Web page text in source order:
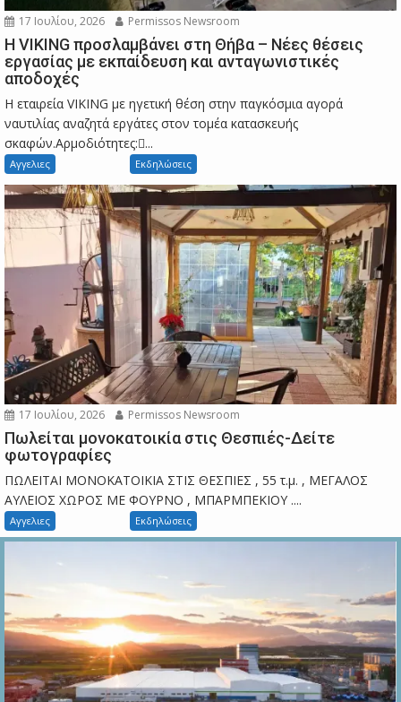
17 Ιουλίου, 2026 Permissos Newsroom
Η VIKING προσλαμβάνει στη Θήβα – Νέες θέσεις
εργασίας με εκπαίδευση και ανταγωνιστικές
αποδοχές
Η εταιρεία VIKING με ηγετική θέση στην παγκόσμια αγορά
ναυτιλίας αναζητά εργάτες στον τομέα κατασκευής
σκαφών.Αρμοδιότητες:...
Αγγελιες Εκδηλώσεις
17 Ιουλίου, 2026 Permissos Newsroom
Πωλείται μονοκατοικία στις Θεσπιές-Δείτε
φωτογραφίες
ΠΩΛΕΙΤΑΙ ΜΟΝΟΚΑΤΟΙΚΙΑ ΣΤΙΣ ΘΕΣΠΙΕΣ , 55 τ.μ. , ΜΕΓΑΛΟΣ
ΑΥΛΕΙΟΣ ΧΩΡΟΣ ΜΕ ΦΟΥΡΝΟ , ΜΠΑΡΜΠΕΚΙΟΥ ....
Αγγελιες Εκδηλώσεις